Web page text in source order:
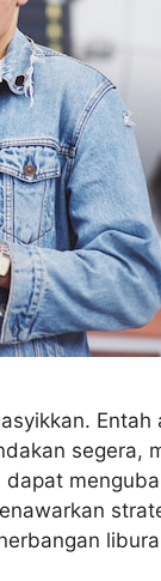
Entah
segera,